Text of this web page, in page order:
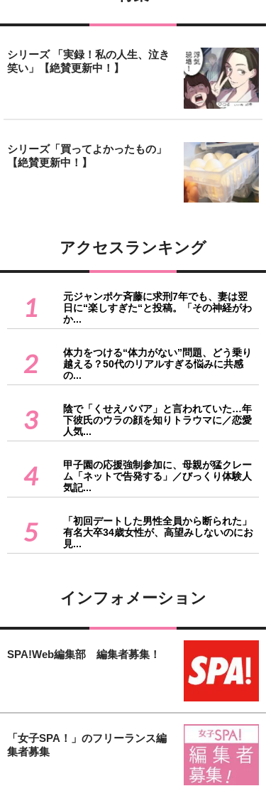
シリーズ 「実録！私の人生、泣き
笑い」【絶賛更新中！】
シリーズ「買ってよかったもの」
【絶賛更新中！】
アクセスランキング
1
元ジャンポケ斉藤に求刑7年でも、妻は翌
日に“楽しすぎた“と投稿。「その神経がわ
か...
2
体力をつける“体力がない”問題、どう乗り
越える？50代のリアルすぎる悩みに共感
の...
3
陰で「くせえババア」と言われていた…年
下彼氏のウラの顔を知りトラウマに／恋愛
人気...
4
甲子園の応援強制参加に、母親が猛クレー
ム「ネットで告発する」／びっくり体験人
気記...
5
「初回デートした男性全員から断られた」
有名大卒34歳女性が、高望みしないのにお
見...
インフォメーション
SPA!Web編集部 編集者募集！
「女子SPA！」のフリーランス編
集者募集